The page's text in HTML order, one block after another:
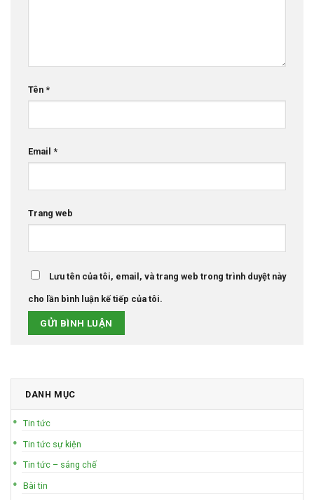
Tên *
Email *
Trang web
Lưu tên của tôi, email, và trang web trong trình duyệt này
cho lần bình luận kế tiếp của tôi.
DANH MỤC
Tin tức
Tin tức sự kiện
Tin tức – sáng chế
Bài tin